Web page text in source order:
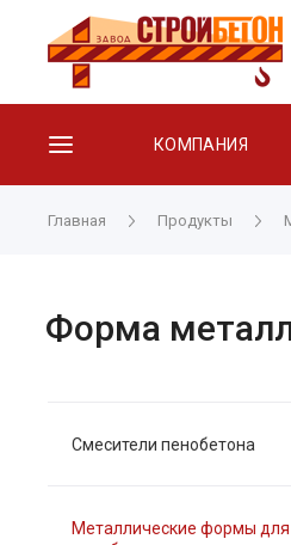
КОМПАНИЯ
Главная Продукты
Форма
Смесители пенобетона
Металлические формы для